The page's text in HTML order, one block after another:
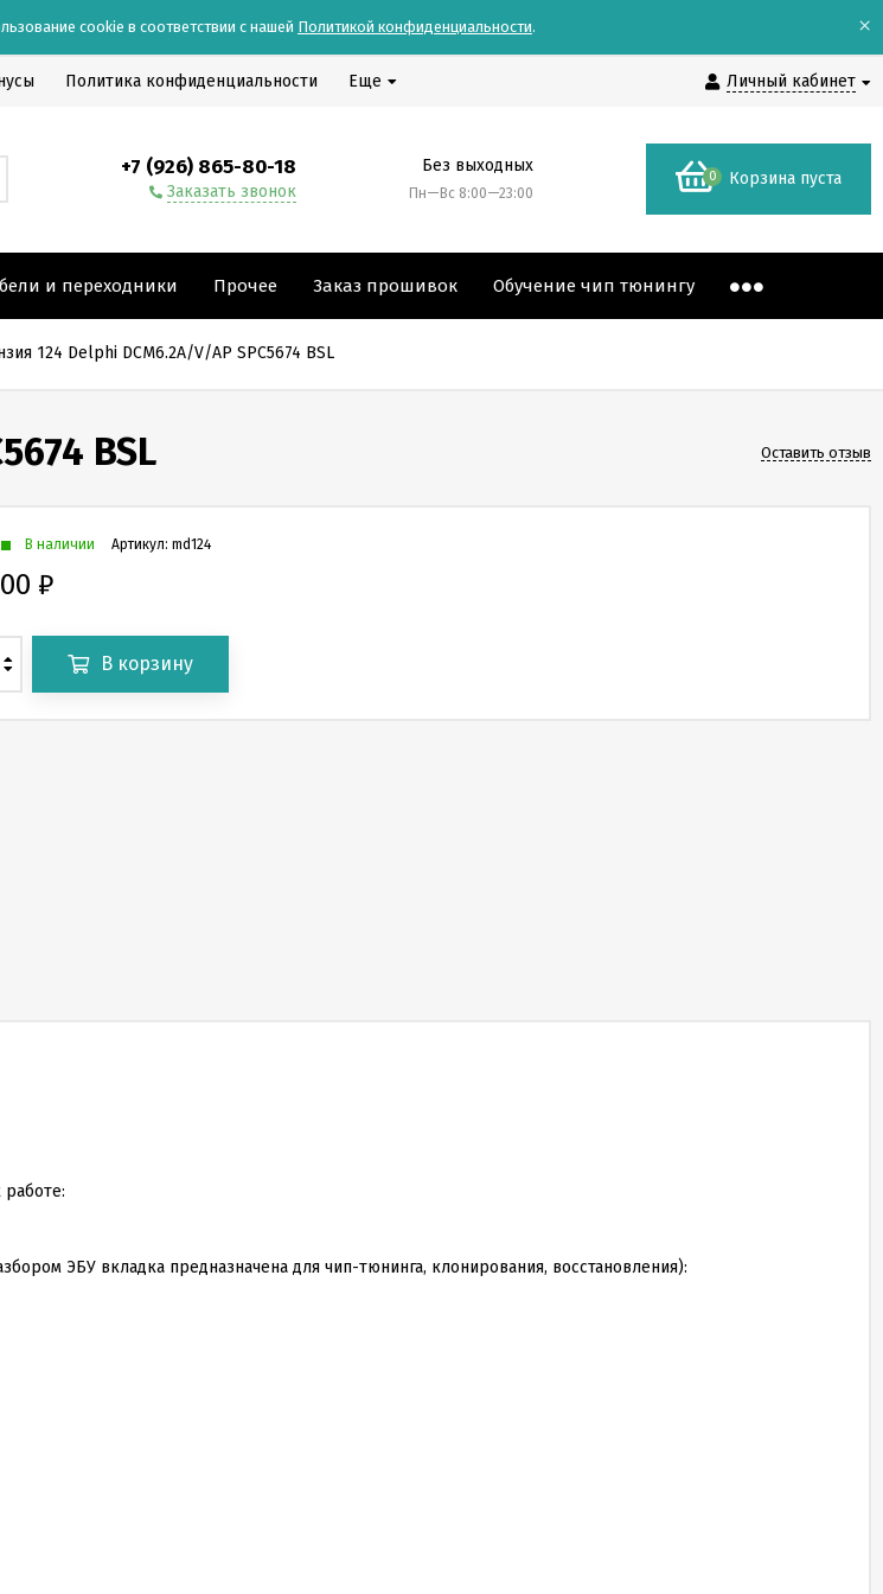
cookie в соответствии с нашей Политикой конфиденциальности. ×
Личный кабинет
Политика конфиденциальности Еще
+7 (926) 865-80-18
Заказать звонок
Без выходных
Пн—Вс 8:00—23:00
0 Корзина пуста
и переходники Прочее Заказ прошивок Обучение чип тюнингу
124 Delphi DCM6.2A/V/AP SPC5674 BSL
BSL Оставить отзыв
Артикул: md124
В наличии
₽
В корзину
ЭБУ вкладка предназначена для чип-тюнинга, клонирования, восстановления):